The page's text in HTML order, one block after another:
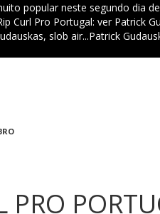
popular neste segundo dia
Curl Pro Portugal: ver Patrick
slob air...Patrick
PRO